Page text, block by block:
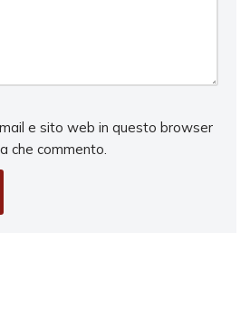
e sito web in questo browser
che commento.